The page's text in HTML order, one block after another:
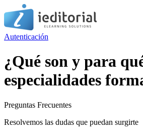
Autenticación
¿Qué son y para
especialidades
Preguntas Frecuentes
Resolvemos las dudas que puedan surgirte